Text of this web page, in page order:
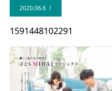
2020.06.6
1591448102291